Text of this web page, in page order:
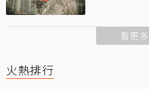
看更多
火熱排行